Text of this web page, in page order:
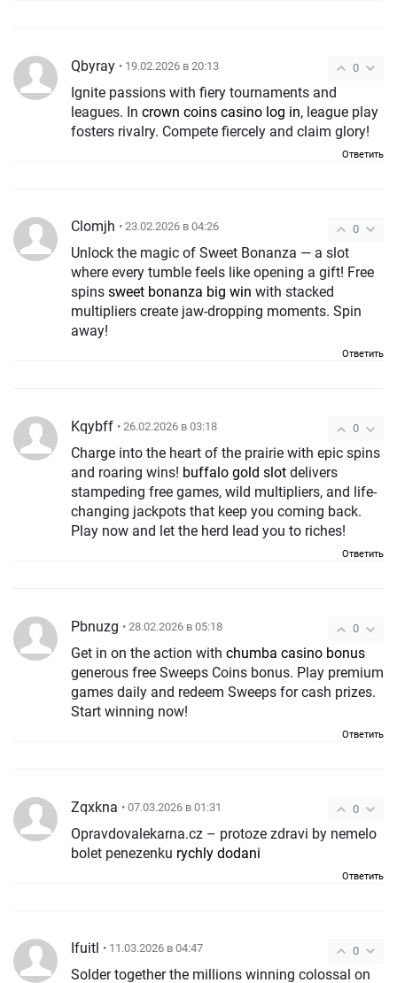
0
Qbyray • 19.02.2026 в 20:13
Ignite passions with fiery tournaments and
leagues. In crown coins casino log in, league play
fosters rivalry. Compete fiercely and claim glory!
Ответить
0
Clomjh • 23.02.2026 в 04:26
Unlock the magic of Sweet Bonanza — a slot
where every tumble feels like opening a gift! Free
spins sweet bonanza big win with stacked
multipliers create jaw-dropping moments. Spin
away!
Ответить
0
Kqybff • 26.02.2026 в 03:18
Charge into the heart of the prairie with epic spins
and roaring wins! buffalo gold slot delivers
stampeding free games, wild multipliers, and life-
changing jackpots that keep you coming back.
Play now and let the herd lead you to riches!
Ответить
0
Pbnuzg • 28.02.2026 в 05:18
Get in on the action with chumba casino bonus
generous free Sweeps Coins bonus. Play premium
games daily and redeem Sweeps for cash prizes.
Start winning now!
Ответить
0
Zqxkna • 07.03.2026 в 01:31
Opravdovalekarna.cz – protoze zdravi by nemelo
bolet penezenku rychly dodani
Ответить
0
Ifuitl • 11.03.2026 в 04:47
Solder together the millions winning colossal on